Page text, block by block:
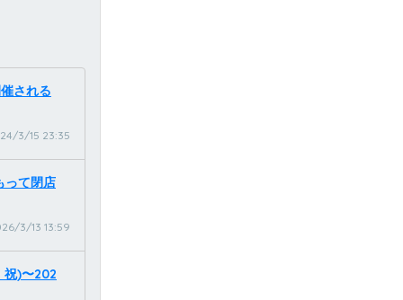
される
3/15 23:35
って閉店
3/13 13:59
祝)〜202